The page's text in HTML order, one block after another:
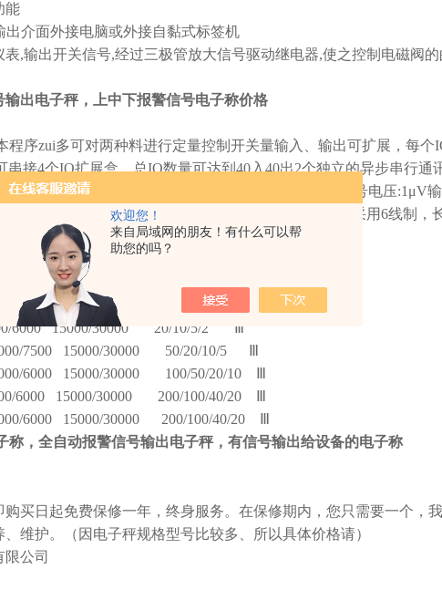
欢迎您！
来自局域网的朋友！有什么可以帮
助您的吗？
能
出介面外接电脑或外接自黏式标签机
表,输出开关信号,经过三极管放大信号驱动继电器,使之控制电磁阀
输出电子秤，上中下报警信号电子称价格
程序zui多可对两种料进行定量控制开关量输入、输出可扩展，每个
串接4个IO扩展盒，总IO数量可达到40入40出2个独立的异步串行通
级zui大检定分度数 的zui小输入信号电压:1 μV
1 ~ 4只350 采用6线制，
显示6位LED, 字高0.4英
） 分度数（
6000 15000/30000
20/10/5/2
6000 15000/30000
20/10/5/2
Ⅲ
7500 15000/30000 50/20/10/5
6000 15000/30000 100/50/20/10
6000 15000/30000
200/100/40/20
6000 15000/30000 200/100/40/20
称，全自动报警信号输出电子秤，有信号输出给设备的电子称
购买日起免费保修一年，终身服务。在保修期内，您只需要一个，
维护。（因电子秤规格型号比较多、所以具体价格请）
限公司